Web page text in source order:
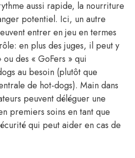
aussi rapide, la nourriture
potentiel. Ici, un autre
entrer en jeu en termes
en plus des juges, il peut y
des « GoFers » qui
au besoin (plutôt que
de hot-dogs). Main dans
peuvent déléguer une
premiers soins en tant que
qui peut aider en cas de